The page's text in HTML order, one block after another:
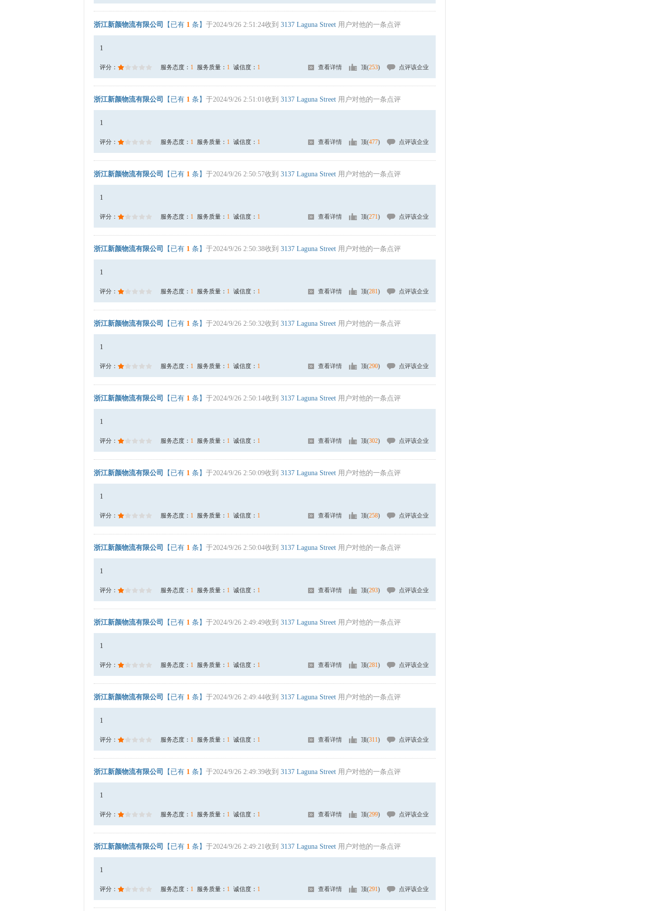
浙江新颜物流有限公司 【已有 1 条】 于2024/9/26 2:51:24收到 3137 Laguna Street 用户对他的一条点评
1
评分： 服务态度： 1 服务质量： 1 诚信度： 1 查看详情 顶(253) 点评该企业
浙江新颜物流有限公司 【已有 1 条】 于2024/9/26 2:51:01收到 3137 Laguna Street 用户对他的一条点评
1
评分： 服务态度： 1 服务质量： 1 诚信度： 1 查看详情 顶(477) 点评该企业
浙江新颜物流有限公司 【已有 1 条】 于2024/9/26 2:50:57收到 3137 Laguna Street 用户对他的一条点评
1
评分： 服务态度： 1 服务质量： 1 诚信度： 1 查看详情 顶(271) 点评该企业
浙江新颜物流有限公司 【已有 1 条】 于2024/9/26 2:50:38收到 3137 Laguna Street 用户对他的一条点评
1
评分： 服务态度： 1 服务质量： 1 诚信度： 1 查看详情 顶(281) 点评该企业
浙江新颜物流有限公司 【已有 1 条】 于2024/9/26 2:50:32收到 3137 Laguna Street 用户对他的一条点评
1
评分： 服务态度： 1 服务质量： 1 诚信度： 1 查看详情 顶(290) 点评该企业
浙江新颜物流有限公司 【已有 1 条】 于2024/9/26 2:50:14收到 3137 Laguna Street 用户对他的一条点评
1
评分： 服务态度： 1 服务质量： 1 诚信度： 1 查看详情 顶(302) 点评该企业
浙江新颜物流有限公司 【已有 1 条】 于2024/9/26 2:50:09收到 3137 Laguna Street 用户对他的一条点评
1
评分： 服务态度： 1 服务质量： 1 诚信度： 1 查看详情 顶(258) 点评该企业
浙江新颜物流有限公司 【已有 1 条】 于2024/9/26 2:50:04收到 3137 Laguna Street 用户对他的一条点评
1
评分： 服务态度： 1 服务质量： 1 诚信度： 1 查看详情 顶(293) 点评该企业
浙江新颜物流有限公司 【已有 1 条】 于2024/9/26 2:49:49收到 3137 Laguna Street 用户对他的一条点评
1
评分： 服务态度： 1 服务质量： 1 诚信度： 1 查看详情 顶(281) 点评该企业
浙江新颜物流有限公司 【已有 1 条】 于2024/9/26 2:49:44收到 3137 Laguna Street 用户对他的一条点评
1
评分： 服务态度： 1 服务质量： 1 诚信度： 1 查看详情 顶(311) 点评该企业
浙江新颜物流有限公司 【已有 1 条】 于2024/9/26 2:49:39收到 3137 Laguna Street 用户对他的一条点评
1
评分： 服务态度： 1 服务质量： 1 诚信度： 1 查看详情 顶(299) 点评该企业
浙江新颜物流有限公司 【已有 1 条】 于2024/9/26 2:49:21收到 3137 Laguna Street 用户对他的一条点评
1
评分： 服务态度： 1 服务质量： 1 诚信度： 1 查看详情 顶(291) 点评该企业